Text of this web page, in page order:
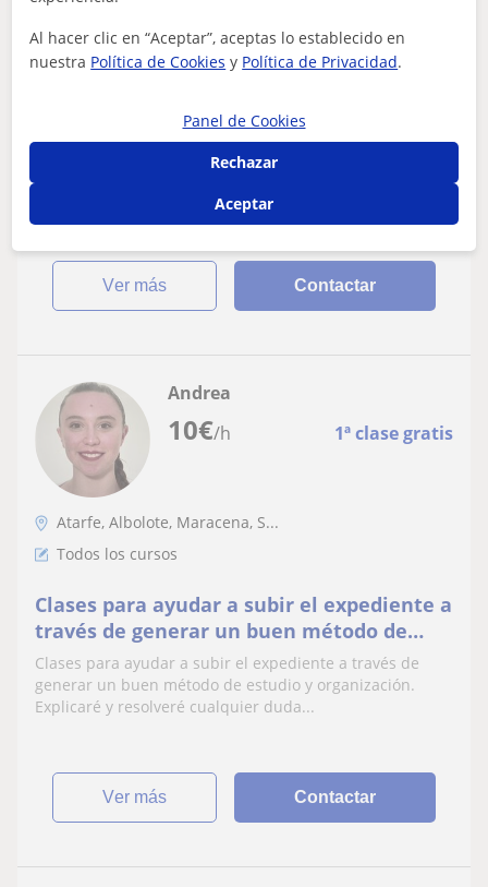
Todos los cursos: Matemáticas básicas
asignaturas de educación primaria,
lengua, matemáticas, ciencias sociales,
educación musical... Tambien realizo
actividades para los mas pequeños puesto
que es mi especialidad
Doy clases particulares de refuerzo de asignaturas de
educación primaria, lengua, matemáticas, ciencias
sociales, educación musical... Tamb...
ver más Contactar
10€/h 1ª clase gratis
Andrea
Atarfe, Albolote, Maracena, S...
Todos los cursos
Clases para ayudar a subir el expediente a
través de generar un buen método de
estudio y organización. Explicaré y
resolveré cualquier duda
Clases para ayudar a subir el expediente a través de
generar un buen método de estudio y organización.
Explicaré y resolveré cualquier duda...
ver más Contactar
Al hacer clic en “Aceptar”, aceptas lo establecido en
nuestra Política de Cookies y Política de Privacidad.
Panel de Cookies
Rechazar
Aceptar